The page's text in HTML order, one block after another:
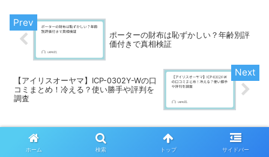
ポーターの財布は恥ずかしい？年齢別評
価付きで真相検証
【アイリスオーヤマ】ICP-0302Y-Wの口
コミまとめ！冷える？使い勝手や評判を
調査
コメント
ホーム 検索 トップ サイドバー